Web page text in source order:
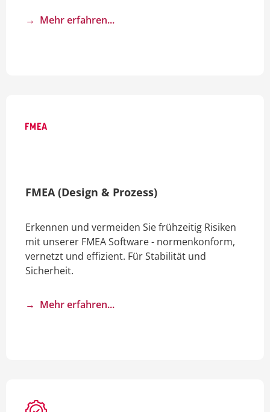
→ Mehr erfahren...
FMEA (Design & Prozess)
Erkennen und vermeiden Sie frühzeitig Risiken
mit unserer FMEA Software - normenkonform,
vernetzt und effizient. Für Stabilität und
Sicherheit.
→ Mehr erfahren...